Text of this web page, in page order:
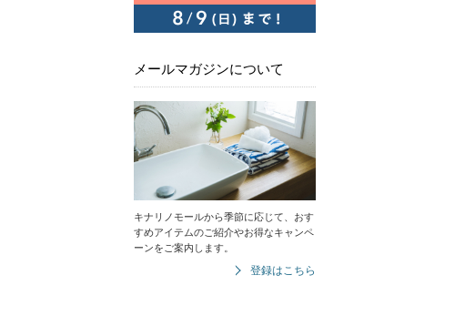
メールマガジンについて
キナリノモールから季節に応じて、おす
すめアイテムのご紹介やお得なキャンペ
ーンをご案内します。
登録はこちら